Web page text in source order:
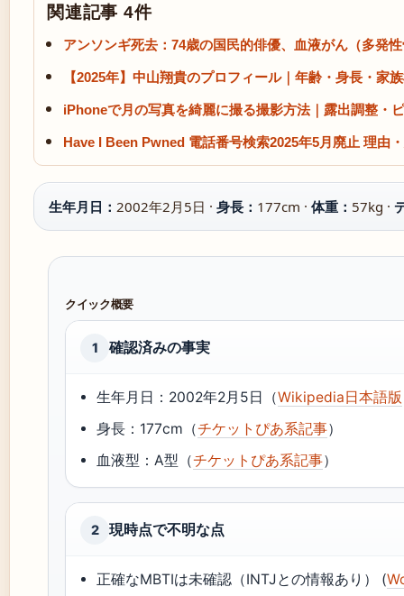
関連記事 4件
アンソンギ死去：74歳の国民的俳優、血液がん（多発
【2025年】中山翔貴のプロフィール｜年齢・身長・
iPhoneで月の写真を綺麗に撮る撮影方法｜露出調整・
Have I Been Pwned 電話番号検索2025年5月廃止 理由
生年月日： 2002年2月5日 · 身長： 177cm · 体重： 57kg ·
クイック概要
1 確認済みの事実
生年月日：2002年2月5日（Wikipedia日本語版
身長：177cm（チケットぴあ系記事）
血液型：A型（チケットぴあ系記事）
2 現時点で不明な点
正確なMBTIは未確認（INTJとの情報あり） (